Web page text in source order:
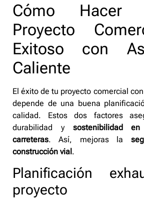
Cómo
Proyecto
Exitoso con
Caliente
El éxito de tu proyecto comercial
depende de una buena
calidad. Estos dos factores
durabilidad y sostenibilidad
carreteras. Así, mejoras la
construcción vial.
Planificación
proyecto